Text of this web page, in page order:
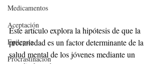
Medicamentos
Aceptación
Epilepsia
Procrastinación
Este artículo explora la hipótesis de que la
precariedad es un factor determinante de la
salud mental de los jóvenes mediante un